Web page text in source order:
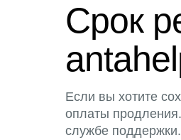
Срок
Если вы хотите
оплаты
службе поддержки.